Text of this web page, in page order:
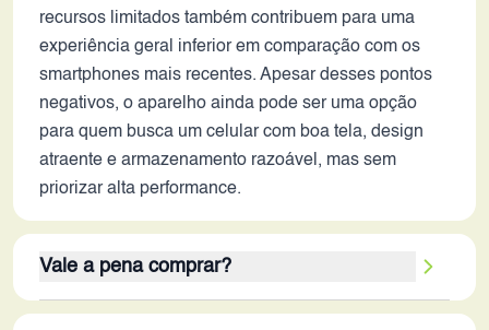
recursos limitados também contribuem para uma
experiência geral inferior em comparação com os
smartphones mais recentes. Apesar desses pontos
negativos, o aparelho ainda pode ser uma opção
para quem busca um celular com boa tela, design
atraente e armazenamento razoável, mas sem
priorizar alta performance.
Vale a pena comprar?